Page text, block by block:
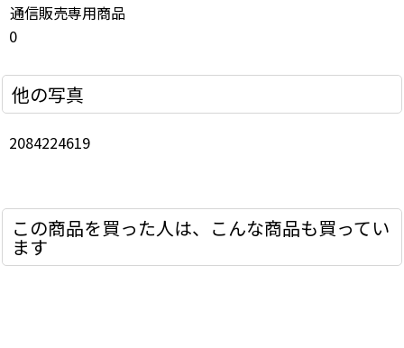
通信販売専用商品
0
他の写真
2084224619
この商品を買った人は、こんな商品も買ってい
ます